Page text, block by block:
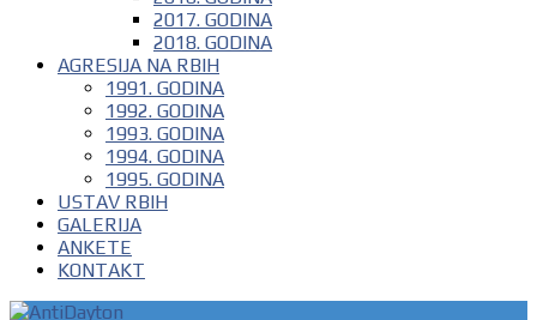
2017. GODINA
2018. GODINA
AGRESIJA NA RBIH
1991. GODINA
1992. GODINA
1993. GODINA
1994. GODINA
1995. GODINA
USTAV RBIH
GALERIJA
ANKETE
KONTAKT